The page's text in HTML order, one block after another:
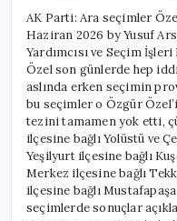
AK Parti: Ara seçimler
Haziran 2026 by Yusuf
Yardımcısı ve Seçim
Özel son günlerde hep
aslında erken seçimin
bu seçimler o Özgür
tezini tamamen yok etti,
ilçesine bağlı Yolüstü ve
Yeşilyurt ilçesine bağlı
Merkez ilçesine bağlı
ilçesine bağlı
seçimlerde sonuçlar